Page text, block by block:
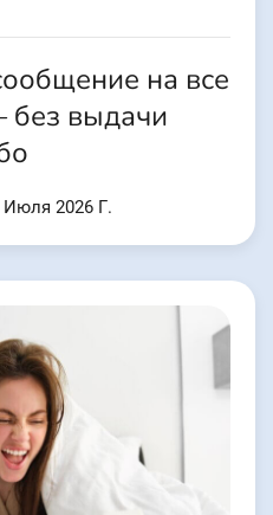
на все
выдачи
Июля 2026 Г.